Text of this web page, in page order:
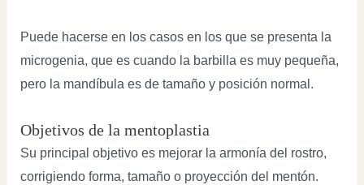
Puede hacerse en los casos en los que se presenta la
microgenia, que es cuando la barbilla es muy pequeña,
pero la mandíbula es de tamaño y posición normal.
Objetivos de la mentoplastia
Su principal objetivo es mejorar la armonía del rostro,
corrigiendo forma, tamaño o proyección del mentón.